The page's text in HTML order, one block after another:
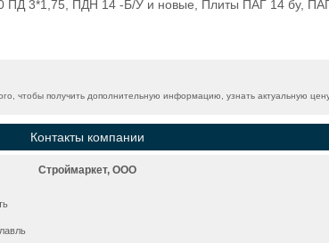
3*1,75, ПДН 14 -Б/У и новые, Плиты ПАГ 14 бу,
чтобы получить дополнительную информацию, узнать актуальную
Контакты компании
Строймаркет, ООО